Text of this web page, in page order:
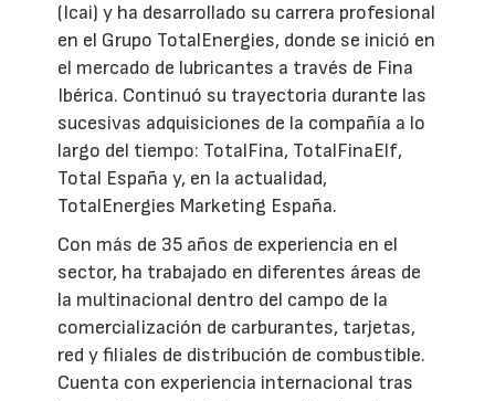
(Icai) y ha desarrollado su carrera profesional
en el Grupo TotalEnergies, donde se inició en
el mercado de lubricantes a través de Fina
Ibérica. Continuó su trayectoria durante las
sucesivas adquisiciones de la compañía a lo
largo del tiempo: TotalFina, TotalFinaElf,
Total España y, en la actualidad,
TotalEnergies Marketing España.
Con más de 35 años de experiencia en el
sector, ha trabajado en diferentes áreas de
la multinacional dentro del campo de la
comercialización de carburantes, tarjetas,
red y filiales de distribución de combustible.
Cuenta con experiencia internacional tras